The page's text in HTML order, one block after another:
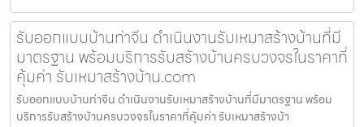
รับออกแบบบ้านท่าจีน ดำเนินงานรับเหมาสร้างบ้านที่มี
มาตรฐาน พร้อมบริการรับสร้างบ้านครบวงจรในราคาที่
คุ้มค่า รับเหมาสร้างบ้าน.com
รับออกแบบบ้านท่าจีน ดำเนินงานรับเหมาสร้างบ้านที่มีมาตรฐาน พร้อม
บริการรับสร้างบ้านครบวงจรในราคาที่คุ้มค่า รับเหมาสร้างบ้า